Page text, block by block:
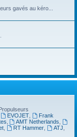
gavés au kéro...
EVOJET
Frank
AMT Netherlands
RT Hammer ATJ